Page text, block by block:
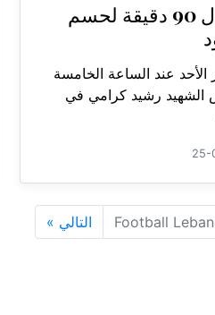
ديربي الشمال 90 دقيقة لحسم
الأحد عند الساعة الخامسة
الشهيد رشيد كرامي في
25-
Football التالي »